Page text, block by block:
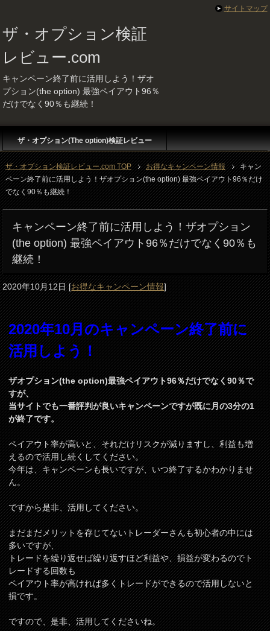
ザ・オプション検証
レビュー.com
キャンペーン終了前に活用しよう！ザオ
プション(the option) 最強ペイアウト96％
だけでなく90％も継続！
ザ・オプション(The option)検証レビュー
ザ・オプション検証レビュー.com TOP お得なキャンペーン情報
キャン
ペーン終了前に活用しよう！ザオプション(the option) 最強ペイアウト96％だけ
でなく90％も継続！
キャンペーン終了前に活用しよう！ザオプション
(the option) 最強ペイアウト96％だけでなく90％も
継続！
2020年10月12日[お得なキャンペーン情報]
2020年10月のキャンペーン終了前に
活用しよう！
ザオプション(the option)最強ペイアウト96％だけでなく90％で
すが、
当サイトでも一番評判が良いキャンペーンですが既に月の3分の1
が終了です。
ペイアウト率が高いと、それだけリスクが減りますし、利益も増
えるので活用し続くしてください。
今年は、キャンペーンも長いですが、いつ終了するかわかりませ
ん。
ですから是非、活用してください。
まだまだメリットを存じてないトレーダーさんも初心者の中には
多いですが、
トレードを繰り返せば繰り返すほど利益や、損益が変わるのでト
レードする回数も
ペイアウト率が高ければ多くトレードができるので活用しないと
損です。
ですので、是非、活用してくださいね。
サイトマップ